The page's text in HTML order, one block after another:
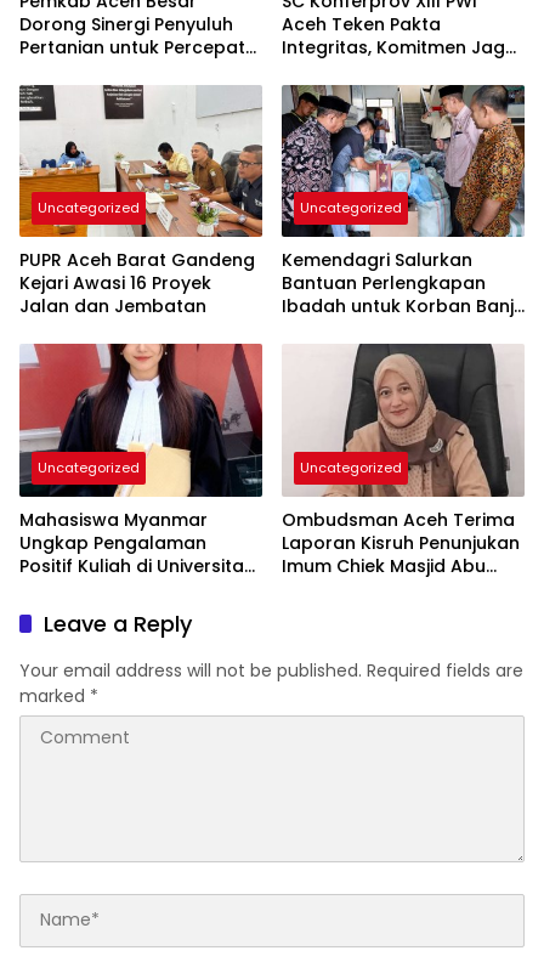
Dorong Sinergi Penyuluh
Pertanian untuk Percepat
Aceh Teken Pakta
Integritas, Komitmen Jaga
Profesionalisme
Uncategorized
PUPR Aceh Barat Gandeng
Kejari Awasi 16 Proyek
Jalan dan Jembatan
Uncategorized
Kemendagri Salurkan
Bantuan Perlengkapan
Ibadah untuk Korban Banjir
Uncategorized
Mahasiswa Myanmar
Ungkap Pengalaman
Positif Kuliah di Universitas
Kehangatan Masyarakat
Aceh
Uncategorized
Ombudsman Aceh Terima
Laporan Kisruh Penunjukan
Imum Chiek Masjid Abu
Leave a Reply
Your email address will not be published. Required fields are
marked *